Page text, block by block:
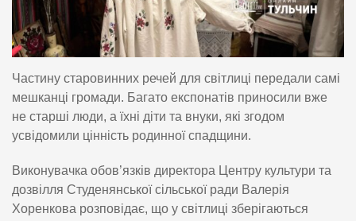
Частину старовинних речей для світлиці передали самі
мешканці громади. Багато експонатів приносили вже
не старші люди, а їхні діти та внуки, які згодом
усвідомили цінність родинної спадщини.
Виконувачка обов’язків директора Центру культури та
дозвілля Студенянської сільської ради Валерія
Хоренкова розповідає, що у світлиці зберігаються